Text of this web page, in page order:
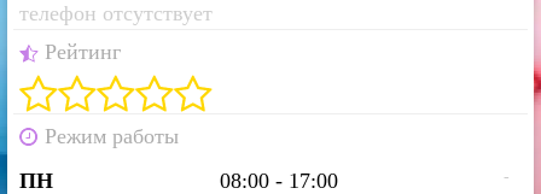
телефон отсутствует
Рейтинг
Режим работы
ПН
08:00 - 17:00 -